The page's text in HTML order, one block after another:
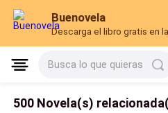
Buenovela
Descarga el libro gratis en
Busca lo que quieras
500 Novela(s)